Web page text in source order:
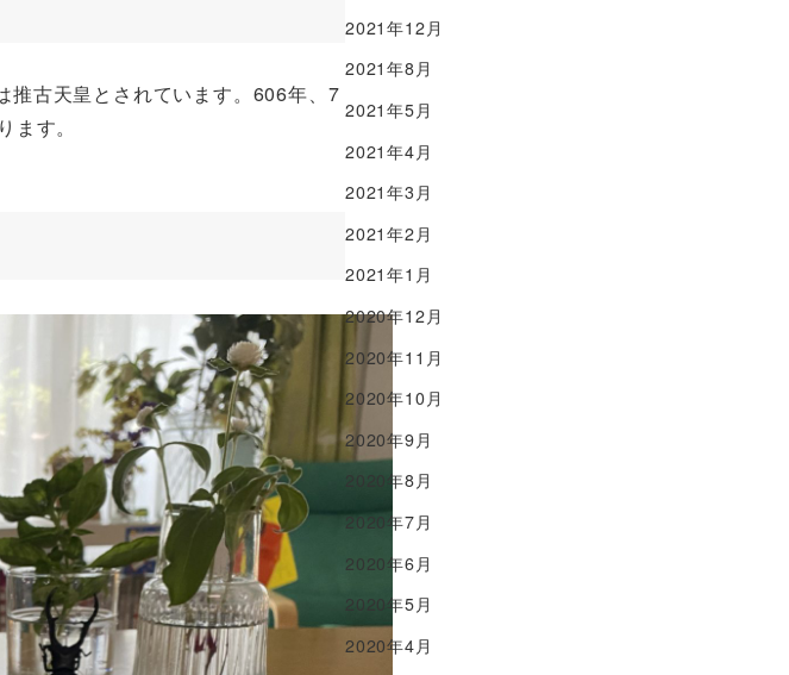
推古天皇とされています。606年、7
す。
2021年12月
2021年8月
2021年5月
2021年4月
2021年3月
2021年2月
2021年1月
2020年12月
2020年11月
2020年10月
2020年9月
2020年8月
2020年7月
2020年6月
2020年5月
2020年4月